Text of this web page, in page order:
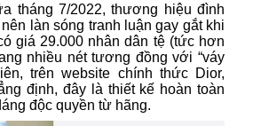
tháng 7/2022, thương hiệu đình
làn sóng tranh luận gay gắt khi
giá 29.000 nhân dân tệ (tức hơn
nhiều nét tương đồng với “váy
trên website chính thức Dior,
định, đây là thiết kế hoàn toàn
độc quyền từ hãng.